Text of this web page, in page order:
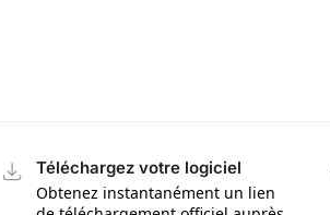
Téléchargez votre logiciel
Obtenez instantanément un lien